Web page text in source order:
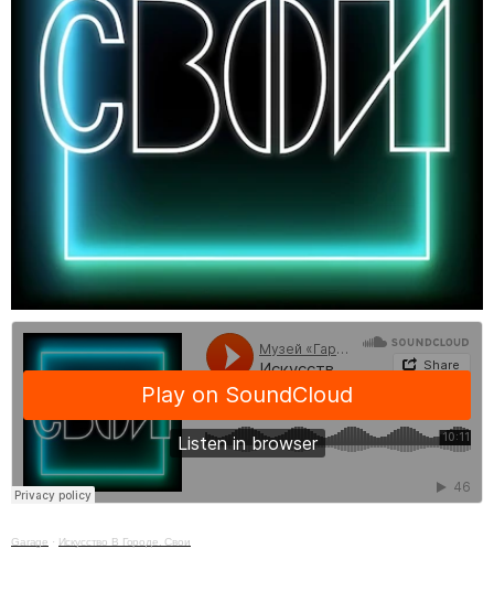
Garage · Искусство В Городе. Свои